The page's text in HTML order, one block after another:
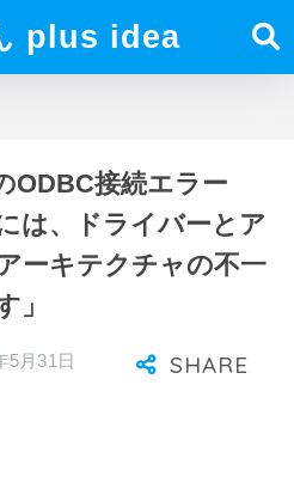
plus idea
ODBC接続エラー
は、ドライバーとア
ーキテクチャの不一
」
5月31日